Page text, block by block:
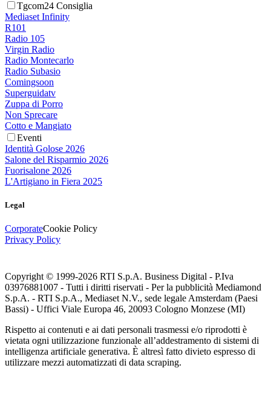
Tgcom24 Consiglia
Mediaset Infinity
R101
Radio 105
Virgin Radio
Radio Montecarlo
Radio Subasio
Comingsoon
Superguidatv
Zuppa di Porro
Non Sprecare
Cotto e Mangiato
Eventi
Identità Golose 2026
Salone del Risparmio 2026
Fuorisalone 2026
L'Artigiano in Fiera 2025
Legal
CorporateCookie Policy
Privacy Policy
Copyright © 1999-2026 RTI S.p.A. Business Digital - P.Iva
03976881007 - Tutti i diritti riservati - Per la pubblicità Mediamond
S.p.A. - RTI S.p.A., Mediaset N.V., sede legale Amsterdam (Paesi
Bassi) - Uffici Viale Europa 46, 20093 Cologno Monzese (MI)
Rispetto ai contenuti e ai dati personali trasmessi e/o riprodotti è
vietata ogni utilizzazione funzionale all’addestramento di sistemi di
intelligenza artificiale generativa. È altresì fatto divieto espresso di
utilizzare mezzi automatizzati di data scraping.